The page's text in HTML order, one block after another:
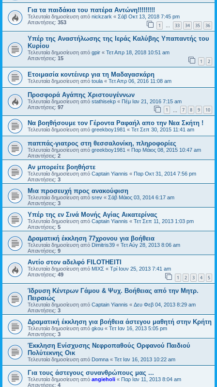
Για τα παιδάκια του πατέρα Αντώνη!!!!!!!!!
Τελευταία δημοσίευση από nickzark « Σάβ Οκτ 13, 2018 7:45 pm
Απαντήσεις: 353 1 … 33 34 35 36
Υπέρ της Αναστήλωσης της Ιεράς Καλύβης Υπαπαντής του
Κυρίου
Τελευταία δημοσίευση από gpir « Τετ Απρ 18, 2018 10:51 am
Απαντήσεις: 15 1 2
Ετοιμασία κοντέινερ για τη Μαδαγασκάρη
Τελευταία δημοσίευση από toula « Τετ Απρ 06, 2016 11:08 am
Προσφορά Αγάπης Χριστουγέννων
Τελευταία δημοσίευση από stathisekp « Πέμ Ιαν 21, 2016 7:15 am
Απαντήσεις: 97 1 7 8 9 10
Να βοηθήσουμε τον Γέροντα Ραφαήλ απο την Νεα Σκήτη !
Τελευταία δημοσίευση από greekboy1981 « Τετ Σεπ 30, 2015 11:41 am
παππάς-γιατρος στη θεσσαλονίκη, πληροφορίες
Τελευταία δημοσίευση από greekboy1981 « Παρ Μάιος 08, 2015 10:47 am
Απαντήσεις: 2
Αν μπορείτε βοηθήστε
Τελευταία δημοσίευση από Captain Yiannis « Παρ Οκτ 31, 2014 7:56 pm
Απαντήσεις: 3
Μια προσευχή προς ανακούφιση
Τελευταία δημοσίευση από srev « Σάβ Μάιος 03, 2014 6:17 am
Απαντήσεις: 3
Υπέρ της εν Σινά Μονής Αγίας Αικατερίνας
Τελευταία δημοσίευση από Captain Yiannis « Τετ Σεπ 11, 2013 1:03 pm
Απαντήσεις: 5
Δραματική έκκληση 77χρονου για βοήθεια
Τελευταία δημοσίευση από Dimitris39 « Τετ Αύγ 28, 2013 8:06 am
Απαντήσεις: 9
Αντίο στον αδελφό FILOTHEITI
Τελευταία δημοσίευση από ΜΙΧΣ « Τρί Ιουν 25, 2013 7:41 am
Απαντήσεις: 49 1 2 3 4 5
Ίδρυση Κέντρων Γάμου & Ψυχ. Βοήθειας από την Μητρ.
Πειραιώς
Τελευταία δημοσίευση από Captain Yiannis « Δευ Φεβ 04, 2013 8:29 am
Απαντήσεις: 3
Δραματική έκκληση για βοήθεια άστεγου μαθητή στην Κρήτη
Τελευταία δημοσίευση από gkou « Τετ Ιαν 16, 2013 5:05 pm
Απαντήσεις: 3
Έκκληση Ενίσχυσης Νεφροπαθούς Ορφανού Παιδιού
Πολύτεκνης Οικ
Τελευταία δημοσίευση από Domna « Τετ Ιαν 16, 2013 10:22 am
Για τους άστεγους συνανθρώπους μας ...
Τελευταία δημοσίευση από angieholi « Παρ Ιαν 11, 2013 8:04 am
Απαντήσεις: 4